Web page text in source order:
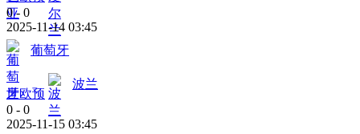
0 - 0
2025-11-14 03:45
葡萄牙
世欧预
波兰
0 - 0
2025-11-15 03:45